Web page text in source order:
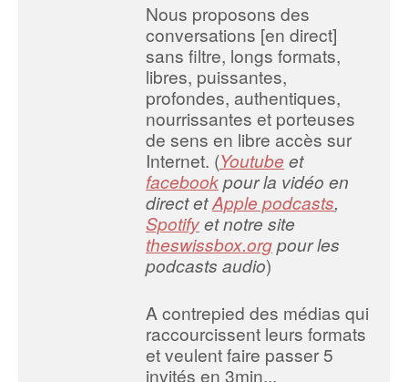
Nous proposons des
conversations [en direct]
sans filtre, longs formats,
libres, puissantes,
profondes, authentiques,
nourrissantes et porteuses
de sens en libre accès sur
Internet. (Youtube et
facebookpour la vidéo en
direct etApple podcasts,
Spotifyet notre site
theswissbox.orgpour les
podcasts audio)
A contrepied des médias qui
raccourcissent leurs formats
et veulent faire passer 5
invités en 3min...